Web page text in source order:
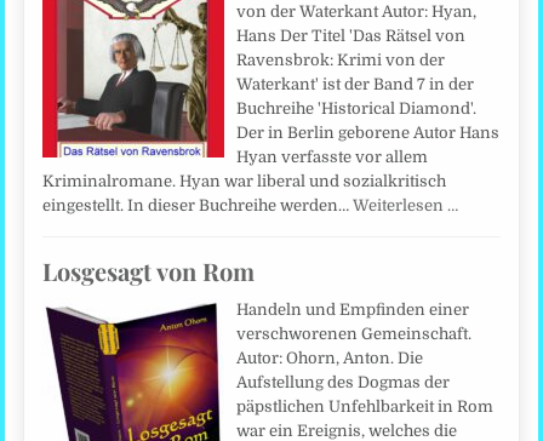
von der Waterkant Autor: Hyan,
Hans Der Titel 'Das Rätsel von
Ravensbrok: Krimi von der
Waterkant' ist der Band 7 in der
Buchreihe 'Historical Diamond'.
Der in Berlin geborene Autor Hans
Hyan verfasste vor allem
Kriminalromane. Hyan war liberal und sozialkritisch
eingestellt. In dieser Buchreihe werden…Weiterlesen …
Losgesagt von Rom
Handeln und Empfinden einer
verschworenen Gemeinschaft.
Autor: Ohorn, Anton. Die
Aufstellung des Dogmas der
päpstlichen Unfehlbarkeit in Rom
war ein Ereignis, welches die